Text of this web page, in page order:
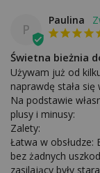
P
Paulina
Świetna bieżnia
Używam już od
naprawdę stała
Na podstawie
plusy i minusy:
Zalety:
Łatwa w obsłudze:
bez żadnych
zasilający były